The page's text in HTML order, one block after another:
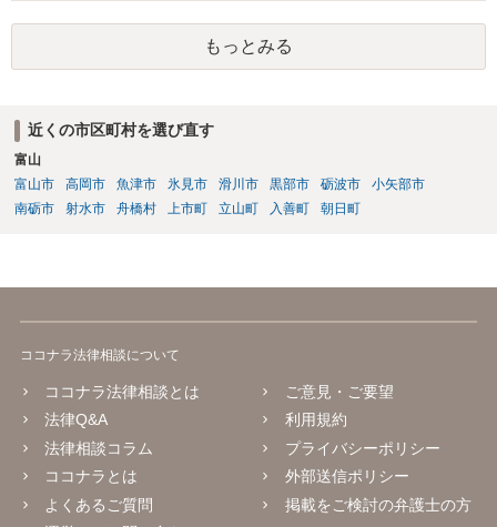
方に再委任の権限を付与しておくという方法もあります。 一度、弁護
士に直接ご相談されることをお勧めいたします。
もっとみる
近くの市区町村を選び直す
富山
富山市
高岡市 魚津市 氷見市 滑川市 黒部市 砺波市
小矢部市
南砺市
射水市 舟橋村 上市町 立山町 入善町 朝日町
ココナラ法律相談について
ココナラ法律相談とは
法律Q&A
法律相談コラム
ココナラとは
よくあるご質問
ご意見・ご要望
利用規約
プライバシーポリシー
外部送信ポリシー
掲載をご検討の弁護士の方